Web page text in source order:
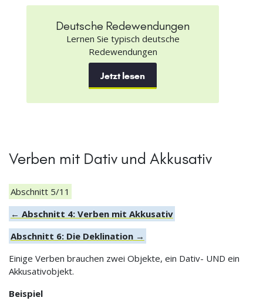
Deutsche Redewendungen
Lernen Sie typisch deutsche
Redewendungen
Jetzt lesen
Verben mit Dativ und Akkusativ
Abschnitt 5/11
← Abschnitt 4: Verben mit Akkusativ
Abschnitt 6: Die Deklination →
Einige Verben brauchen zwei Objekte, ein Dativ- UND ein
Akkusativobjekt.
Beispiel